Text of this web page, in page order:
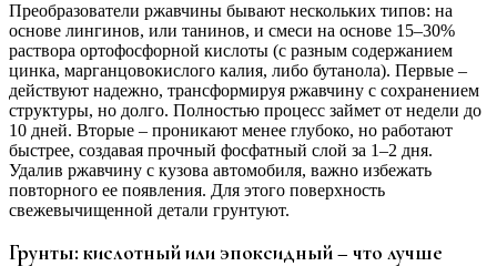
Преобразователи ржавчины бывают нескольких типов: на
основе лингинов, или танинов, и смеси на основе 15–30%
раствора ортофосфорной кислоты (с разным содержанием
цинка, марганцовокислого калия, либо бутанола). Первые –
действуют надежно, трансформируя ржавчину с сохранением
структуры, но долго. Полностью процесс займет от недели до
10 дней. Вторые – проникают менее глубоко, но работают
быстрее, создавая прочный фосфатный слой за 1–2 дня.
Удалив ржавчину с кузова автомобиля, важно избежать
повторного ее появления. Для этого поверхность
свежевычищенной детали грунтуют.
Грунты: кислотный или эпоксидный – что лучше